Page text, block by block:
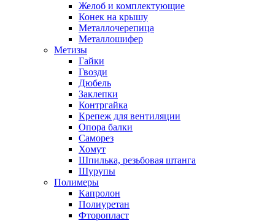
Желоб и комплектующие
Конек на крышу
Металлочерепица
Металлошифер
Метизы
Гайки
Гвозди
Дюбель
Заклепки
Контргайка
Крепеж для вентиляции
Опора балки
Саморез
Хомут
Шпилька, резьбовая штанга
Шурупы
Полимеры
Капролон
Полиуретан
Фторопласт